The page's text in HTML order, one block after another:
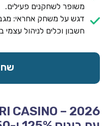
משופר לשחקנים פעילים.
דגש על משחק אחראי:
חשבון וכלים לניהול עצמי